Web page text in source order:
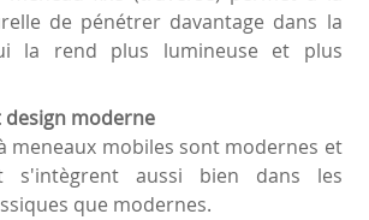
de pénétrer davantage dans la
la rend plus lumineuse et plus
design moderne
meneaux mobiles sont modernes et
s'intègrent aussi bien dans les
que modernes.